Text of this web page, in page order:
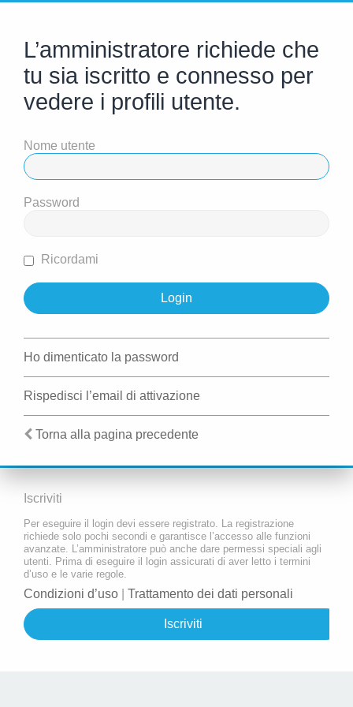
L’amministratore richiede che
tu sia iscritto e connesso per
vedere i profili utente.
Nome utente
Password
Ricordami
Ho dimenticato la password
Rispedisci l’email di attivazione
Torna alla pagina precedente
Iscriviti
Per eseguire il login devi essere registrato. La registrazione
richiede solo pochi secondi e garantisce l’accesso alle funzioni
avanzate. L’amministratore può anche dare permessi speciali agli
utenti. Prima di eseguire il login assicurati di aver letto i termini
d’uso e le varie regole.
Condizioni d’uso Trattamento dei dati personali
Iscriviti